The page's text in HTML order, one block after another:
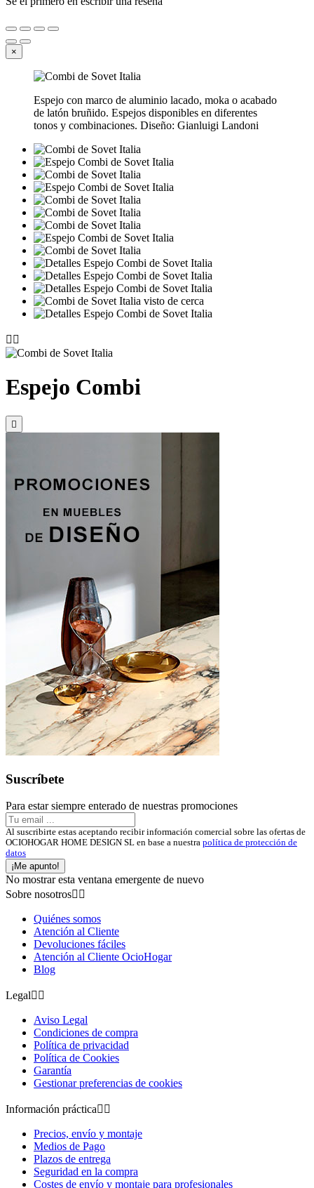
×
Espejo con marco de aluminio lacado, moka o acabado
de latón bruñido. Espejos disponibles en diferentes
tonos y combinaciones. Diseño: Gianluigi Landoni
 
Espejo Combi

Suscríbete
Para estar siempre enterado de nuestras promociones
Al suscribirte estas aceptando recibir información comercial sobre las ofertas de
OCIOHOGAR HOME DESIGN SL en base a nuestra política de protección de
datos
¡Me apunto!
No mostrar esta ventana emergente de nuevo
Sobre nosotros 
Quiénes somos
Atención al Cliente
Devoluciones fáciles
Atención al Cliente OcioHogar
Blog
Legal 
Aviso Legal
Condiciones de compra
Política de privacidad
Política de Cookies
Garantía
Gestionar preferencias de cookies
Información práctica 
Precios, envío y montaje
Medios de Pago
Plazos de entrega
Seguridad en la compra
Costes de envío y montaje para profesionales